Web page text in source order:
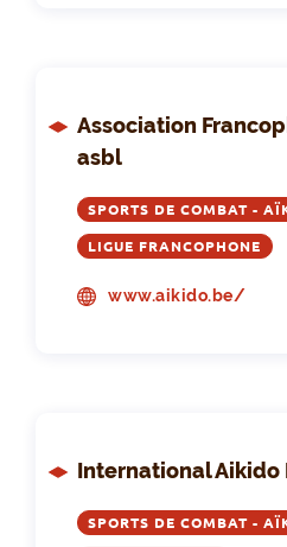
Association
asbl
SPORTS DE COMBAT -
LIGUE FRANCOPHONE
www.aikido.be/
International Aikido
SPORTS DE COMBAT -